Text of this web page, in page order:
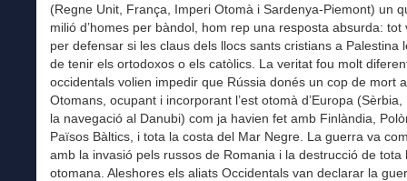
(Regne Unit, França, Imperi Otomà i Sardenya-Piemont) un
milió d’homes per bàndol, hom rep una resposta absurda: tot
per defensar si les claus dels llocs sants cristians a Palestina
de tenir els ortodoxos o els catòlics. La veritat fou molt
occidentals volien impedir que Rússia donés un cop de mort
Otomans, ocupant i incorporant l’est otomà d’Europa (Sèrbia,
la navegació al Danubi) com ja havien fet amb Finlàndia,
Països Bàltics, i tota la costa del Mar Negre. La guerra va
amb la invasió pels russos de Romania i la destrucció de tota
otomana. Aleshores els aliats Occidentals van declarar la